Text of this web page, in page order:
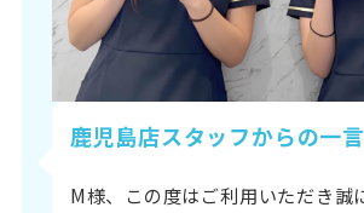
鹿児島店スタッフからの一言
M様、この度はご利用いただき誠